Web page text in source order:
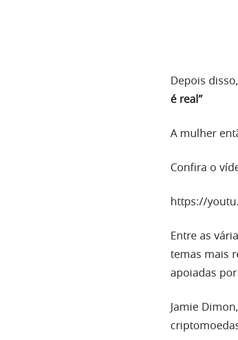
Depois
é real”
A mulher
Confira o
https://
Entre as
temas mais
apoiadas
Jamie